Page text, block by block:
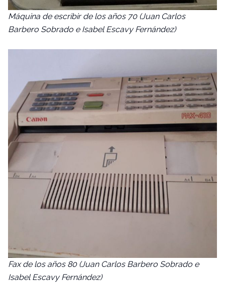
Máquina de escribir de los años 70 (Juan Carlos
Barbero Sobrado e Isabel Escavy Fernández)
Fax de los años 80 (Juan Carlos Barbero Sobrado e
Isabel Escavy Fernández)